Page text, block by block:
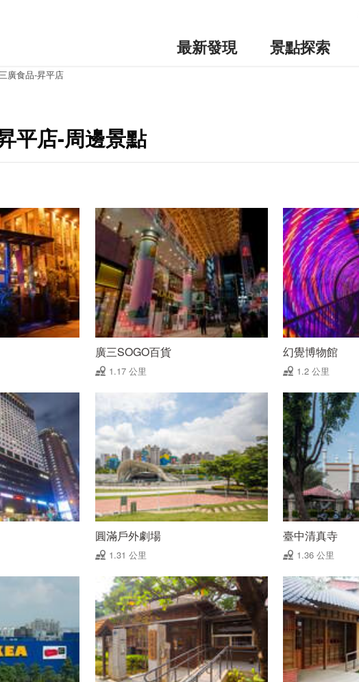
最新發現 景點探索
廣食品-昇平店
平店-周邊景點
廣三SOGO百貨
1.17 公里
幻覺博物館
1.2 公里
圓滿戶外劇場
1.31 公里
臺中清真寺
1.36 公里